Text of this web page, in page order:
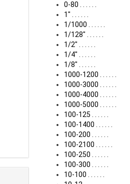
0-80 . . . . . .
1" . . . . . .
1/1000 . . . . . .
1/128" . . . . . .
1/2" . . . . . .
1/4" . . . . . .
1/8" . . . . . .
1000-1200 . . . . . .
1000-3000 . . . . . .
1000-4000 . . . . . .
1000-5000 . . . . . .
100-125 . . . . . .
100-1400 . . . . . .
100-200 . . . . . .
100-2100 . . . . . .
100-250 . . . . . .
100-300 . . . . . .
10-100 . . . . . .